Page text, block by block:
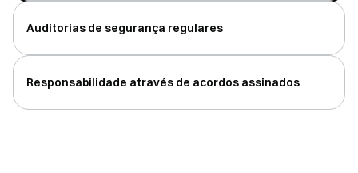
Auditorias de segurança regulares
Responsabilidade através de acordos assinados